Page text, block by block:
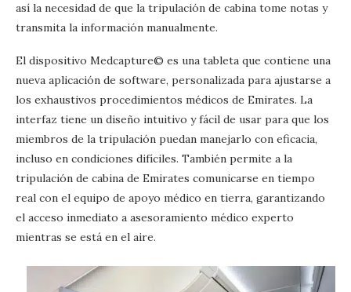
así la necesidad de que la tripulación de cabina tome notas y
transmita la información manualmente.
El dispositivo Medcapture© es una tableta que contiene una
nueva aplicación de software, personalizada para ajustarse a
los exhaustivos procedimientos médicos de Emirates. La
interfaz tiene un diseño intuitivo y fácil de usar para que los
miembros de la tripulación puedan manejarlo con eficacia,
incluso en condiciones difíciles. También permite a la
tripulación de cabina de Emirates comunicarse en tiempo
real con el equipo de apoyo médico en tierra, garantizando
el acceso inmediato a asesoramiento médico experto
mientras se está en el aire.